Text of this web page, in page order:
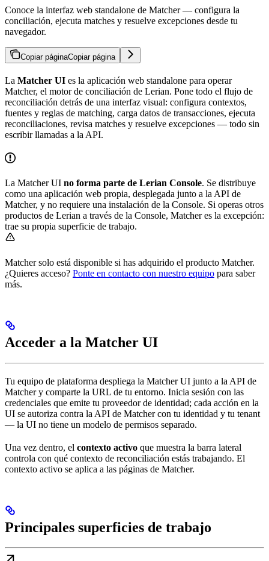
Conoce la interfaz web standalone de Matcher — configura la
conciliación, ejecuta matches y resuelve excepciones desde tu
navegador.
Copiar páginaCopiar página
La Matcher UI es la aplicación web standalone para operar
Matcher, el motor de conciliación de Lerian. Pone todo el flujo de
reconciliación detrás de una interfaz visual: configura contextos,
fuentes y reglas de matching, carga datos de transacciones, ejecuta
reconciliaciones, revisa matches y resuelve excepciones — todo sin
escribir llamadas a la API.
La Matcher UI no forma parte de Lerian Console. Se distribuye
como una aplicación web propia, desplegada junto a la API de
Matcher, y no requiere una instalación de la Console. Si operas otros
productos de Lerian a través de la Console, Matcher es la excepción:
trae su propia superficie de trabajo.
Matcher solo está disponible si has adquirido el producto Matcher.
¿Quieres acceso? Ponte en contacto con nuestro equipo para saber
más.
Acceder a la Matcher UI
Tu equipo de plataforma despliega la Matcher UI junto a la API de
Matcher y comparte la URL de tu entorno. Inicia sesión con las
credenciales que emite tu proveedor de identidad; cada acción en la
UI se autoriza contra la API de Matcher con tu identidad y tu tenant
— la UI no tiene un modelo de permisos separado.
Una vez dentro, el contexto activo que muestra la barra lateral
controla con qué contexto de reconciliación estás trabajando. El
contexto activo se aplica a las páginas de Matcher.
Principales superficies de trabajo